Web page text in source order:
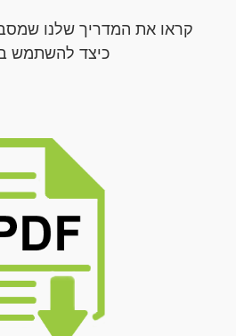
קראו את המדריך שלנו
כיצד להשתמש